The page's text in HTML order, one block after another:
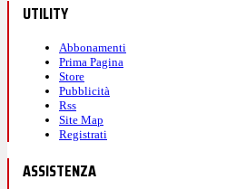
UTILITY
Abbonamenti
Prima Pagina
Store
Pubblicità
Rss
Site Map
Registrati
ASSISTENZA